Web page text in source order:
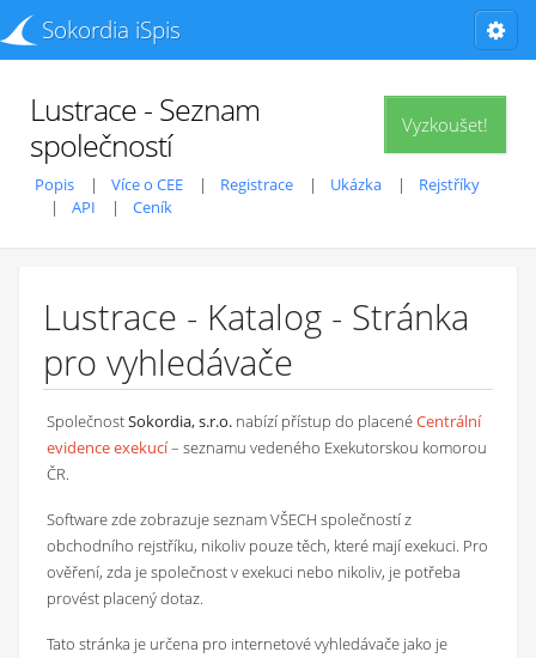
Sokordia iSpis
Vyzkoušet!
Lustrace - Seznam
společností
Popis Více o CEE Registrace Ukázka
Rejstříky
API
Ceník
Lustrace - Katalog - Stránka
pro vyhledávače
SpolečnostSokordia, s.r.o. nabízí přístup do placenéCentrální
evidence exekucí– seznamu vedeného Exekutorskou komorou
ČR.
Software zde zobrazuje seznam VŠECH společností z
obchodního rejstříku, nikoliv pouze těch, které mají exekuci. Pro
ověření, zda je společnost v exekuci nebo nikoliv, je potřeba
provést placený dotaz.
Tato stránka je určena pro internetové vyhledávače jako je